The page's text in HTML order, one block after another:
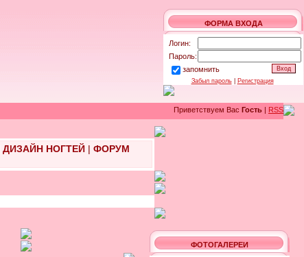
ФОРМА ВХОДА
Логин:
Пароль:
запомнить
Забыл пароль| Регистрация
Приветствуем Вас Гость | RSS
ДИЗАЙН НОГТЕЙ| ФОРУМ
ФОТОГАЛЕРЕИ